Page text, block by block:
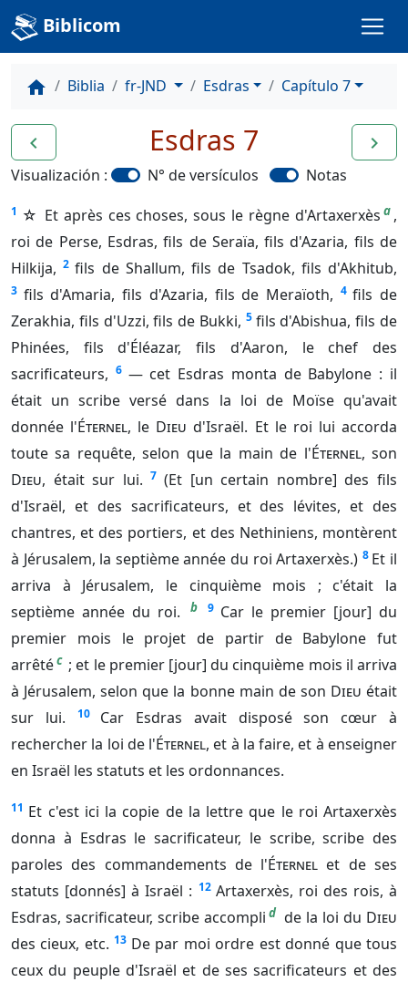
Biblicom
home Biblia fr-JND Esdras Capítulo 7
navigate_before navigate_next
Esdras 7
Visualización : N° de versículos Notas
1 ☆ Et après ces choses, sous le règne d'Artaxerxès a ,
roi de Perse, Esdras, fils de Seraïa, fils d'Azaria, fils de
Hilkija, 2 fils de Shallum, fils de Tsadok, fils d'Akhitub,
3 fils d'Amaria, fils d'Azaria, fils de Meraïoth, 4 fils de
Zerakhia, fils d'Uzzi, fils de Bukki, 5 fils d'Abishua, fils de
Phinées, fils d'Éléazar, fils d'Aaron, le chef des
sacrificateurs, 6 — cet Esdras monta de Babylone : il
était un scribe versé dans la loi de Moïse qu'avait
donnée l'Éternel, le Dieu d'Israël. Et le roi lui accorda
toute sa requête, selon que la main de l'Éternel, son
Dieu, était sur lui. 7 (Et [un certain nombre] des fils
d'Israël, et des sacrificateurs, et des lévites, et des
chantres, et des portiers, et des Nethiniens, montèrent
à Jérusalem, la septième année du roi Artaxerxès.) 8 Et il
arriva à Jérusalem, le cinquième mois ; c'était la
septième année du roi.
b 9 Car le premier [jour] du
premier mois le projet de partir de Babylone fut
arrêtéc ; et le premier [jour] du cinquième mois il arriva
à Jérusalem, selon que la bonne main de son Dieu était
sur lui.
10
Car Esdras avait disposé son cœur à
rechercher la loi de l'Éternel, et à la faire, et à enseigner
en Israël les statuts et les ordonnances.
11 Et c'est ici la copie de la lettre que le roi Artaxerxès
donna à Esdras le sacrificateur, le scribe, scribe des
paroles des commandements de l'Éternel et de ses
statuts [donnés] à Israël : 12 Artaxerxès, roi des rois, à
Esdras, sacrificateur, scribe accompli d de la loi du Dieu
des cieux, etc. 13 De par moi ordre est donné que tous
ceux du peuple d'Israël et de ses sacrificateurs et des